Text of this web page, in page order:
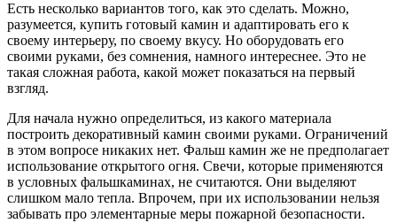
Есть несколько вариантов того, как это сделать. Можно,
разумеется, купить готовый камин и адаптировать его к
своему интерьеру, по своему вкусу. Но оборудовать его
своими руками, без сомнения, намного интереснее. Это не
такая сложная работа, какой может показаться на первый
взгляд.
Для начала нужно определиться, из какого материала
построить декоративный камин своими руками. Ограничений
в этом вопросе никаких нет. Фальш камин же не предполагает
использование открытого огня. Свечи, которые применяются
в условных фальшкаминах, не считаются. Они выделяют
слишком мало тепла. Впрочем, при их использовании нельзя
забывать про элементарные меры пожарной безопасности.